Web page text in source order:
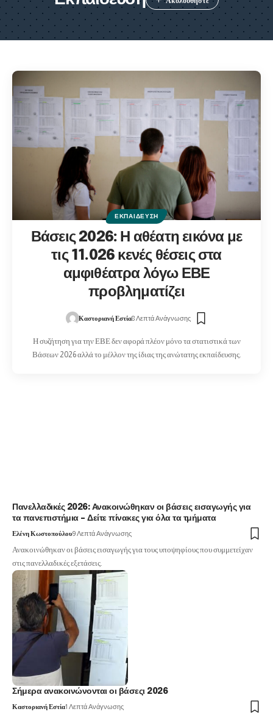
ΕΚΠΑΊΔΕΥΣΗ
Βάσεις 2026: Η αθέατη εικόνα με
τις 11.026 κενές θέσεις στα
αμφιθέατρα λόγω ΕΒΕ
προβληματίζει
Καστοριανή Εστία8 Λεπτά Ανάγνωσης
Η συζήτηση για την ΕΒΕ δεν αφορά πλέον μόνο τα στατιστικά των
Βάσεων 2026 αλλά το μέλλον της ίδιας της ανώτατης εκπαίδευσης.
Πανελλαδικές 2026: Ανακοινώθηκαν οι βάσεις εισαγωγής για
τα πανεπιστήμια – Δείτε πίνακες για όλα τα τμήματα
Ελένη Κωστοπούλου9 Λεπτά Ανάγνωσης
Ανακοινώθηκαν οι βάσεις εισαγωγής για τους υποψηφίους που συμμετείχαν
στις πανελλαδικές εξετάσεις.
Σήμερα ανακοινώνονται οι βάσεςι 2026
Καστοριανή Εστία1 Λεπτά Ανάγνωσης